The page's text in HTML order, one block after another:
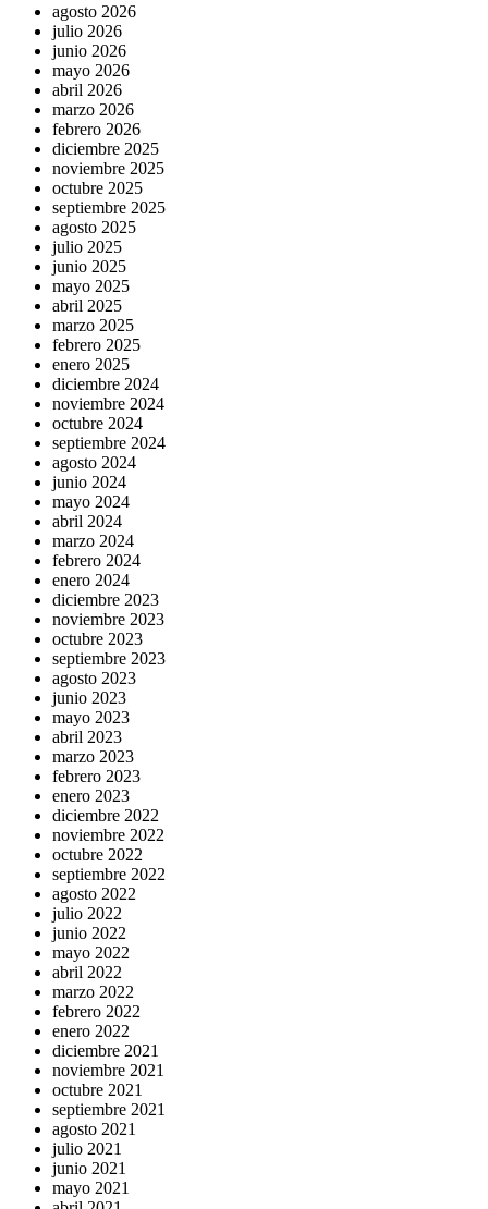
agosto 2026
julio 2026
junio 2026
mayo 2026
abril 2026
marzo 2026
febrero 2026
diciembre 2025
noviembre 2025
octubre 2025
septiembre 2025
agosto 2025
julio 2025
junio 2025
mayo 2025
abril 2025
marzo 2025
febrero 2025
enero 2025
diciembre 2024
noviembre 2024
octubre 2024
septiembre 2024
agosto 2024
junio 2024
mayo 2024
abril 2024
marzo 2024
febrero 2024
enero 2024
diciembre 2023
noviembre 2023
octubre 2023
septiembre 2023
agosto 2023
junio 2023
mayo 2023
abril 2023
marzo 2023
febrero 2023
enero 2023
diciembre 2022
noviembre 2022
octubre 2022
septiembre 2022
agosto 2022
julio 2022
junio 2022
mayo 2022
abril 2022
marzo 2022
febrero 2022
enero 2022
diciembre 2021
noviembre 2021
octubre 2021
septiembre 2021
agosto 2021
julio 2021
junio 2021
mayo 2021